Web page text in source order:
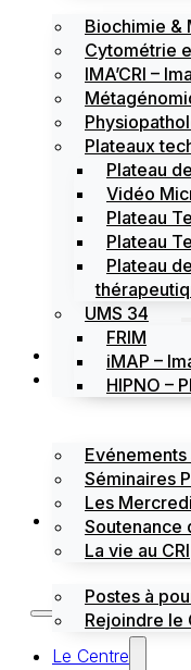
Biochimie &
Cytométrie
IMA’CRI –
Plateaux
Plateau
Vidéo
Plateau
Plateau
Plateau
UMS 34
FRIM
iMAP –
HIPNO –
Actualités
Évènements
Séminaires
Les
Soutenance
La vie au CRI
Emploi / stages
Postes à
Rejoindre le
Le Centre